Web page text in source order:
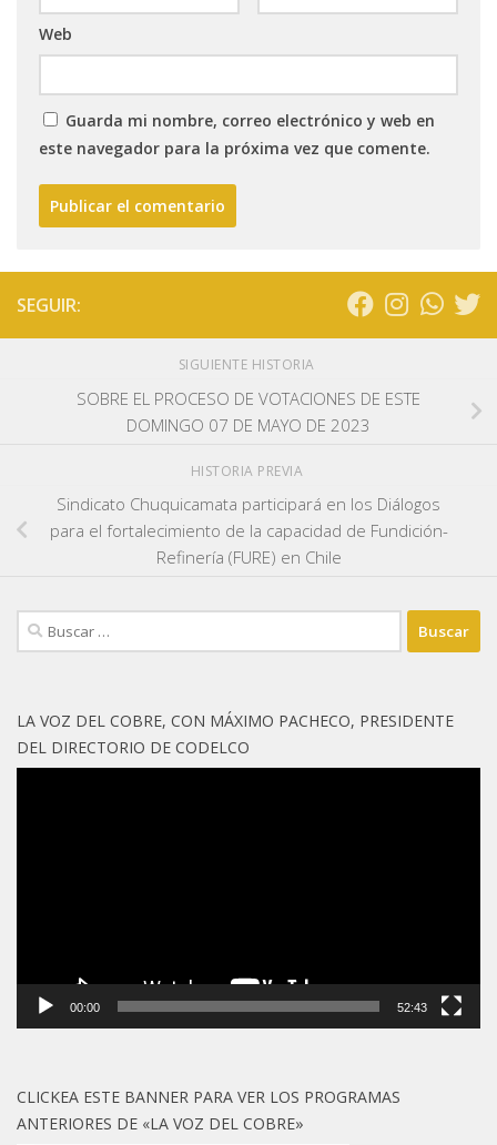
Web
Guarda mi nombre, correo electrónico y web en
este navegador para la próxima vez que comente.
SEGUIR:
SIGUIENTE HISTORIA
SOBRE EL PROCESO DE VOTACIONES DE ESTE
DOMINGO 07 DE MAYO DE 2023
HISTORIA PREVIA
Sindicato Chuquicamata participará en los Diálogos
para el fortalecimiento de la capacidad de Fundición-
Refinería (FURE) en Chile
Buscar:
LA VOZ DEL COBRE, CON MÁXIMO PACHECO, PRESIDENTE
DEL DIRECTORIO DE CODELCO
00:00 52:43
CLICKEA ESTE BANNER PARA VER LOS PROGRAMAS
ANTERIORES DE «LA VOZ DEL COBRE»